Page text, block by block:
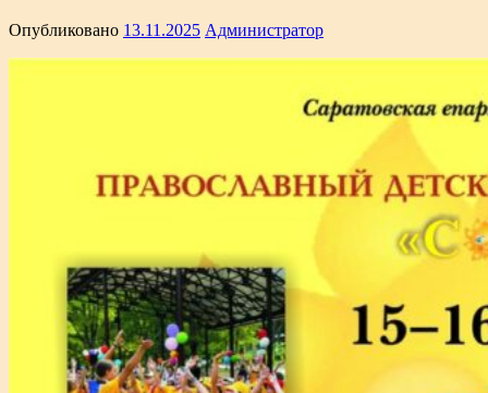
Опубликовано 13.11.2025 Администратор